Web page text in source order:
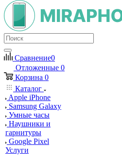
Сравнение0
Отложенные 0
Корзина 0
Каталог
Apple iPhone
Samsung Galaxy
Умные часы
Наушники и
гарнитуры
Google Pixel
Услуги